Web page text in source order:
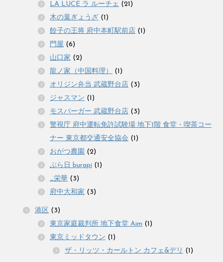
LA LUCE ラ ルーチェ (21)
木の葉ぎょうざ (1)
餃子の王将 府中本町駅前店 (1)
門屋 (6)
山口家 (2)
龍ノ家（中国料理）
(1)
オリジン弁当 武蔵野台店 (3)
ジャスマン (1)
モスバーガー 武蔵野台店 (3)
警視庁 府中運転免許試験場 地下1階 食堂・喫茶コー
ナー 東京都交通安全協会 (1)
おがつ農園 (2)
ぶら日 burapi (1)
_栄華 (3)
府中大和家 (3)
港区 (3)
東京家庭裁判所 地下食堂 Aim (1)
東京ミッドタウン (1)
ザ・リッツ・カールトン カフェ&デリ (1)